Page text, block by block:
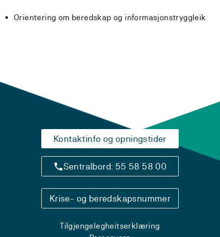
Orientering om beredskap og informasjonstryggleik
Kontaktinfo og opningstider
Sentralbord: 55 58 58 00
Krise- og beredskapsnummer
Tilgjengelegheitserklæring